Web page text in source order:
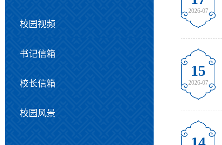
校园视频
书记信箱
校长信箱
校园风景
2026-07
15
2026-07